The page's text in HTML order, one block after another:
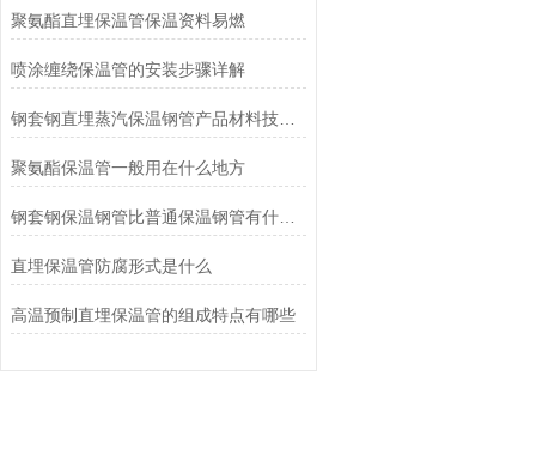
聚氨酯直埋保温管保温资料易燃
喷涂缠绕保温管的安装步骤详解
钢套钢直埋蒸汽保温钢管产品材料技术要求
聚氨酯保温管一般用在什么地方
钢套钢保温钢管比普通保温钢管有什么优势
直埋保温管防腐形式是什么
高温预制直埋保温管的组成特点有哪些